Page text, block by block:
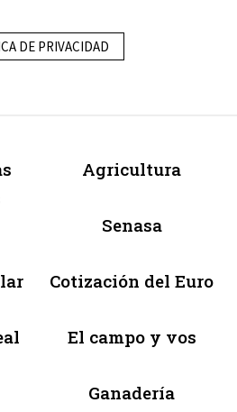
DE PRIVACIDAD
Agricultura
Senasa
Cotización del Euro
El campo y vos
Ganadería